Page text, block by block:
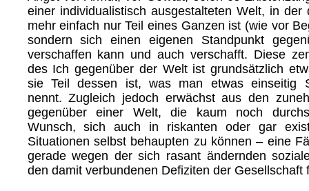
einer individualistisch ausgestalteten Welt, in der
mehr einfach nur Teil eines Ganzen ist (wie vor
sondern sich einen eigenen Standpunkt
verschaffen kann und auch verschafft. Diese
des Ich gegenüber der Welt ist grundsätzlich
sie Teil dessen ist, was man etwas einseitig
nennt. Zugleich jedoch erwächst aus den
gegenüber einer Welt, die kaum noch
Wunsch, sich auch in riskanten oder gar
Situationen selbst behaupten zu können – eine
gerade wegen der sich rasant ändernden
den damit verbundenen Defiziten der Gesellschaft